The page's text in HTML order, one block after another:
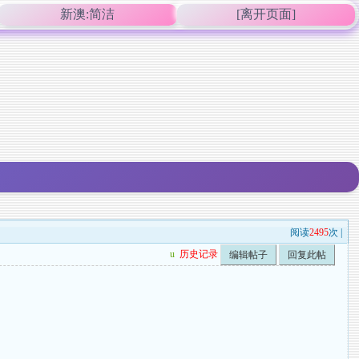
新澳:简洁 [离开页面]
阅读2495次 |
u 历史记录 编辑帖子 回复此帖